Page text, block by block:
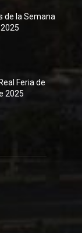
de la Semana
Feria de
2025